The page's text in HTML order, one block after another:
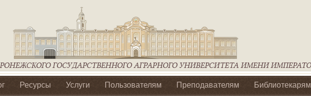
Ресурсы Услуги Пользователям Преподавателям Библиотекарям